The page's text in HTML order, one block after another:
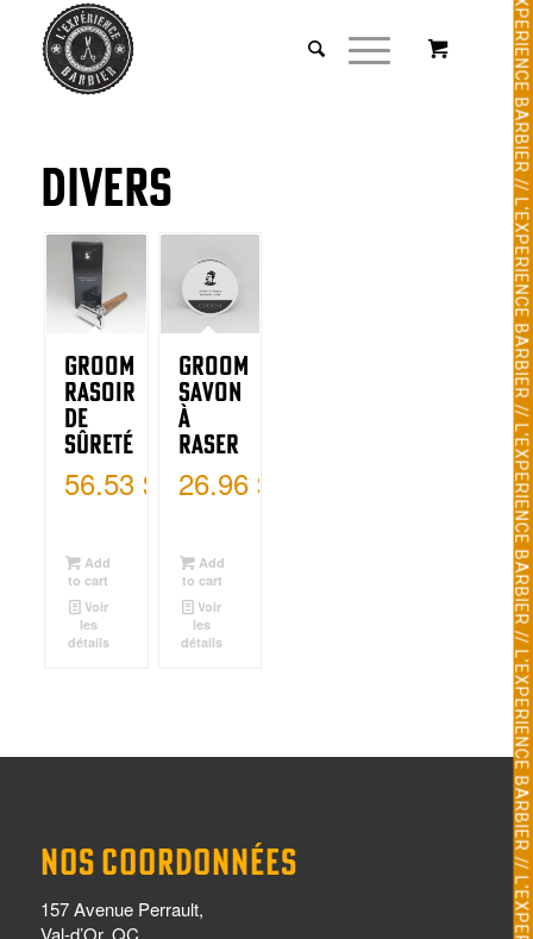
Divers
Groom
Rasoir
de
Sûreté
56.53$
Add
to cart
Voir
les
détails
Groom
Savon
à
Raser
26.96 $
Add
to cart
Voir
les
détails
NOS COORDONNÉES
157 Avenue Perrault,